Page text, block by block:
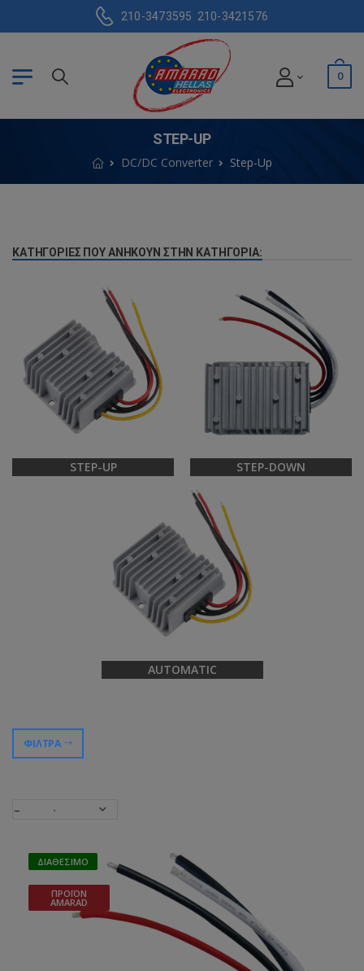
210-3473595 210-3421576
0
STEP-UP
DC/DC Converter Step-Up
ΚΑΤΗΓΟΡΊΕΣ ΠΟΥ ΑΝΉΚΟΥΝ ΣΤΗΝ ΚΑΤΗΓΟΡΊΑ:
STEP-UP STEP-DOWN
AUTOMATIC
ΦΊΛΤΡΑ
ΔΙΑΘΈΣΙΜΟ
ΠΡΟΪΌΝ
AMARAD